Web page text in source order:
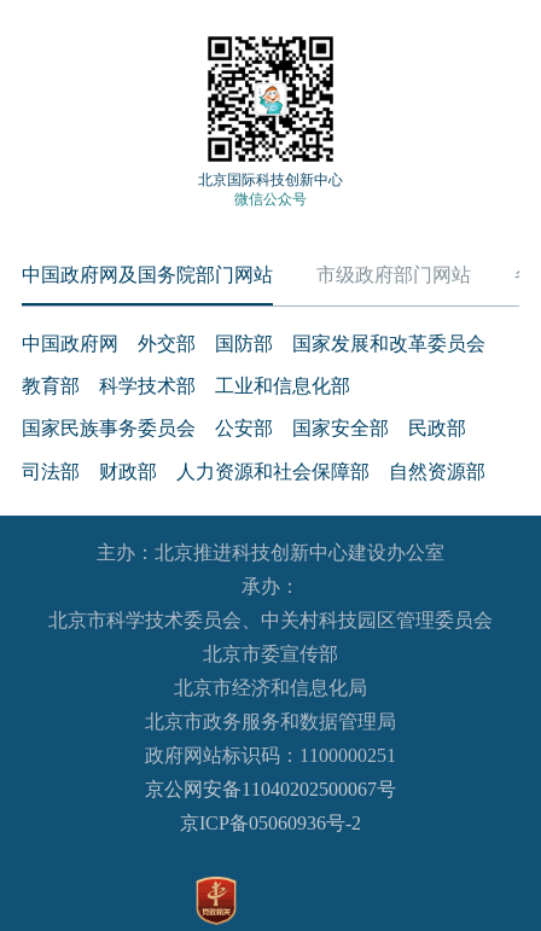
北京国际科技创新中心
微信公众号
中国政府网及国务院部门网站 市级政府部门网站 各
中国政府网 外交部 国防部 国家发展和改革委员会
教育部 科学技术部 工业和信息化部
国家民族事务委员会 公安部 国家安全部 民政部
司法部 财政部 人力资源和社会保障部 自然资源部
生态环境部 住房和城乡建设部 交通运输部 水利部
农业农村部 商务部 文化和旅游部
退役军人事务部
国家语言文字工作委员会
国家航天局 国家原子能机构
国家核安全局
国务院国有资产监督管理委员会
国家市场监督管理总局
国家医疗保障局
主办：北京推进科技创新中心建设办公室
承办：
北京市科学技术委员会、中关村科技园区管理委员会
北京市委宣传部
北京市经济和信息化局
北京市政务服务和数据管理局
政府网站标识码：1100000251
京公网安备11040202500067号
京ICP备05060936号-2